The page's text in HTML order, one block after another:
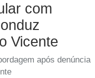
com
Vicente
após denúncia